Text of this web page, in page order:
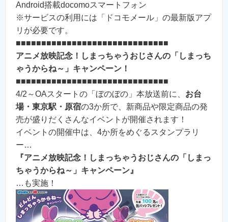
Android搭載docomoスマートフォン
※サービスの利用には「ドコモメール」の最新版アプ
リが必要です。
■■■■■■■■■■■■■■■■■■■■■■■■■■■■■■
アニメ放映記念！しまっちゃうおじさんの「しまっち
ゃうからね～」キャンペーン！
■■■■■■■■■■■■■■■■■■■■■■■■■■■■■■
4/2～OAスタートの「ぼのぼの」本放送前に、 お台
場・東京駅・原宿の3か所で、新商品や限定商品の発
売が盛りだくさんなイベントが開催されます！
イベントの開催中は、4か所をめぐるスタンプラリ
ー…
『アニメ放映記念！しまっちゃうおじさんの「しまっ
ちゃうからね～」キャンペーン』
…も実施！